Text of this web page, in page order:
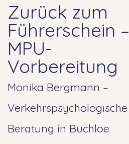
Zurück zum
Führerschein –
MPU-
Vorbereitung
Monika Bergmann –
Verkehrspsychologische
Beratung in Buchloe